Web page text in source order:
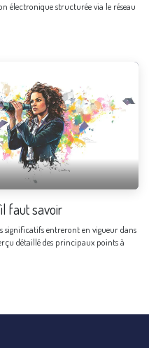
électronique structurée via le réseau
faut savoir
significatifs entreront en vigueur dans
détaillé des principaux points à